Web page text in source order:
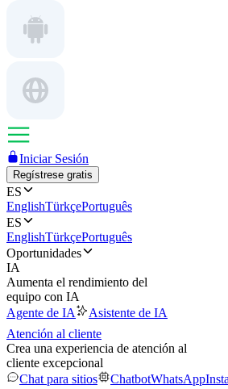
Iniciar Sesión
Regístrese gratis
ES
EnglishTürkçePortuguês
ES
EnglishTürkçePortuguês
Oportunidades
IA
Aumenta el rendimiento del
equipo con IA
Agente de IA
Asistente de IA
Atención al cliente
Crea una experiencia de atención al
cliente excepcional
Chat para sitios
ChatbotWhatsApp